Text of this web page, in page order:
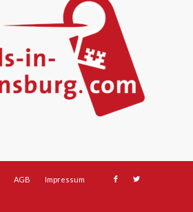
AGB Impressum